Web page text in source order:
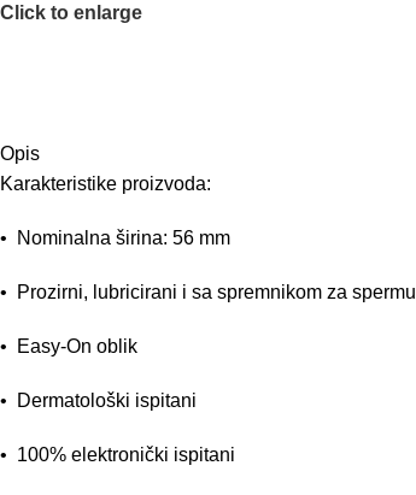
Click to enlarge
Opis
Karakteristike proizvoda:
• Nominalna širina: 56 mm
• Prozirni, lubricirani i sa spremnikom za spermu
• Easy-On oblik
• Dermatološki ispitani
• 100% elektronički ispitani